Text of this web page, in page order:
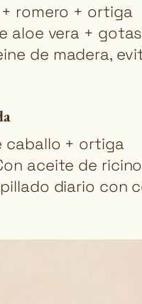
romero + ortiga
aloe vera +
de madera,
caballo + ortiga
aceite de
diario con